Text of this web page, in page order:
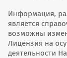
Информация,
является
возможны
Лицензия на
деятельности